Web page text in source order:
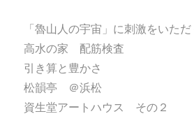
「魯山人の宇宙」に刺激をいただ
高水の家 配筋検査
引き算と豊かさ
松韻亭 ＠浜松
資生堂アートハウス その２